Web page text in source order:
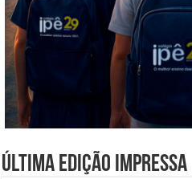
Última edição impressa